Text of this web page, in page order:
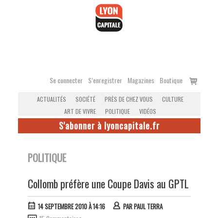
Se connecter S’enregistrer Magazines Boutique
Voir
ACTUALITÉS SOCIÉTÉ PRÈS DE CHEZ VOUS
CULTURE
ART DE VIVRE
POLITIQUE VIDÉOS
S'abonner à lyoncapitale.fr
POLITIQUE
Collomb préfère une Coupe Davis au GPTL
14 SEPTEMBRE 2010 À 14:16 PARPAUL TERRA